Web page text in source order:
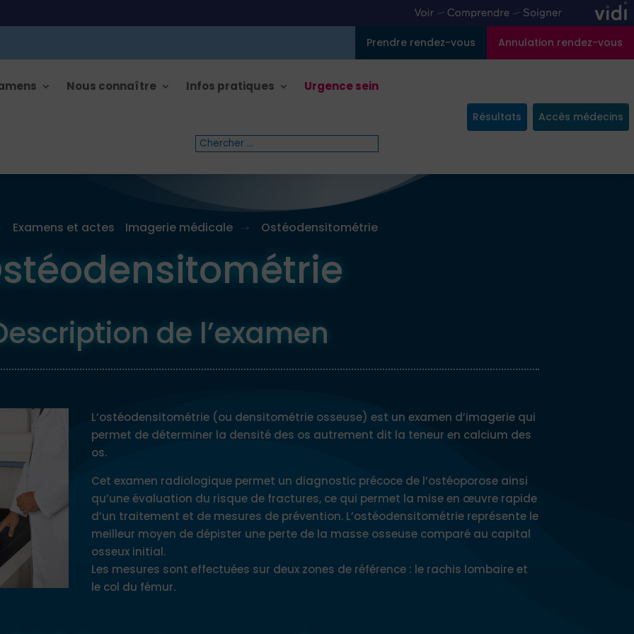
Annulation rendez-vous
Prendre rendez-vous
Nous connaître Infos pratiques Urgence sein
Résultats Accès médecins
Examens et actes Imagerie médicale $ Ostéodensitométrie
de l’examen
L’ostéodensitométrie (ou densitométrie osseuse) est un examen d’imagerie qui
permet de déterminer la densité des os autrement dit la teneur en calcium des
os.
Cet examen radiologique permet un diagnostic précoce de l’ostéoporose ainsi
qu’une évaluation du risque de fractures, ce qui permet la mise en œuvre rapide
d’un traitement et de mesures de prévention. L’ostéodensitométrie représente le
meilleur moyen de dépister une perte de la masse osseuse comparé au capital
osseux initial.
Les mesures sont effectuées sur deux zones de référence : le rachis lombaire et
le col du fémur.